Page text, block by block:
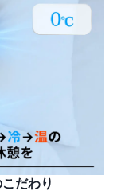
だわり